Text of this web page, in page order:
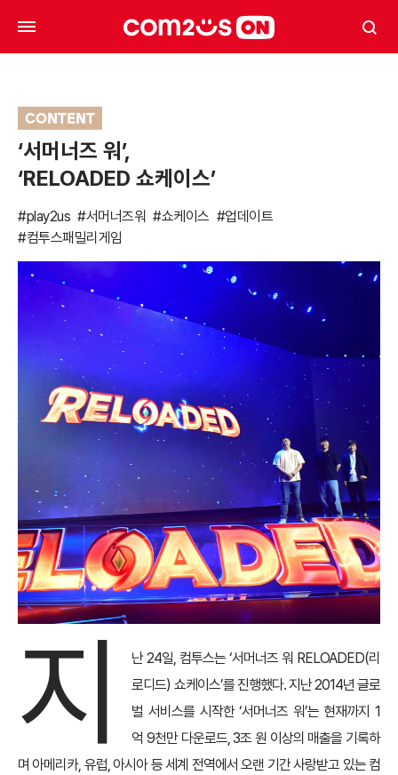
CONTENT
‘서머너즈 워’,
‘RELOADED 쇼케이스’
#play2us #서머너즈워 #쇼케이스 #업데이트
#컴투스패밀리게임
지
난 24일, 컴투스는 ‘서머너즈 워 RELOADED(리
로디드) 쇼케이스’를 진행했다. 지난 2014년 글로
벌 서비스를 시작한 ‘서머너즈 워’는 현재까지 1
억 9천만 다운로드, 3조 원 이상의 매출을 기록하
며 아메리카, 유럽, 아시아 등 세계 전역에서 오랜 기간 사랑받고 있는 컴